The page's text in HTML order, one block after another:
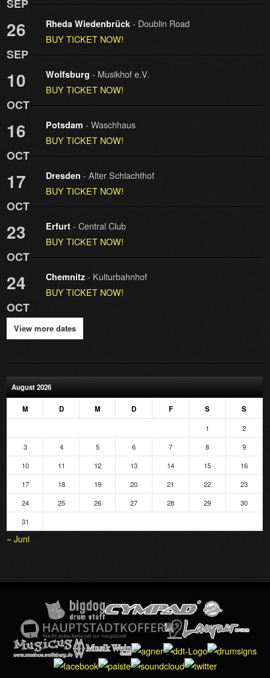
SEP
26
SEP
Rheda Wiedenbrück - Doublin Road
BUY TICKET NOW!
10
OCT
Wolfsburg - Musikhof e.V.
BUY TICKET NOW!
16
OCT
Potsdam - Waschhaus
BUY TICKET NOW!
17
OCT
Dresden - Alter Schlachthof
BUY TICKET NOW!
23
OCT
Erfurt - Central Club
BUY TICKET NOW!
24
OCT
Chemnitz - Kulturbahnhof
BUY TICKET NOW!
View more dates
August 2026
M D M D F S S
1
2
3
4 5 6 7 8
9
10
11 12 13 14 15
16
17
18 19 20 21 22
23
24
25 26 27 28 29
30
31
« Juni